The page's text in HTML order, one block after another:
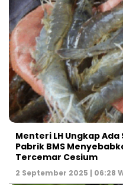
Menteri LH Ungkap
Pabrik BMS
Tercemar Cesium
2 September 2025 | 06:28